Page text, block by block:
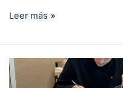
Leer más »
Exámenes
EASA